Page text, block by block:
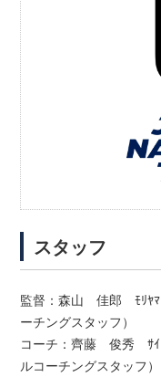
スタッフ
監督：森山 佳郎 ﾓﾘﾔﾏ
ーチングスタッフ）
コーチ：齊藤 俊秀 ｻｲ
ルコーチングスタッフ）